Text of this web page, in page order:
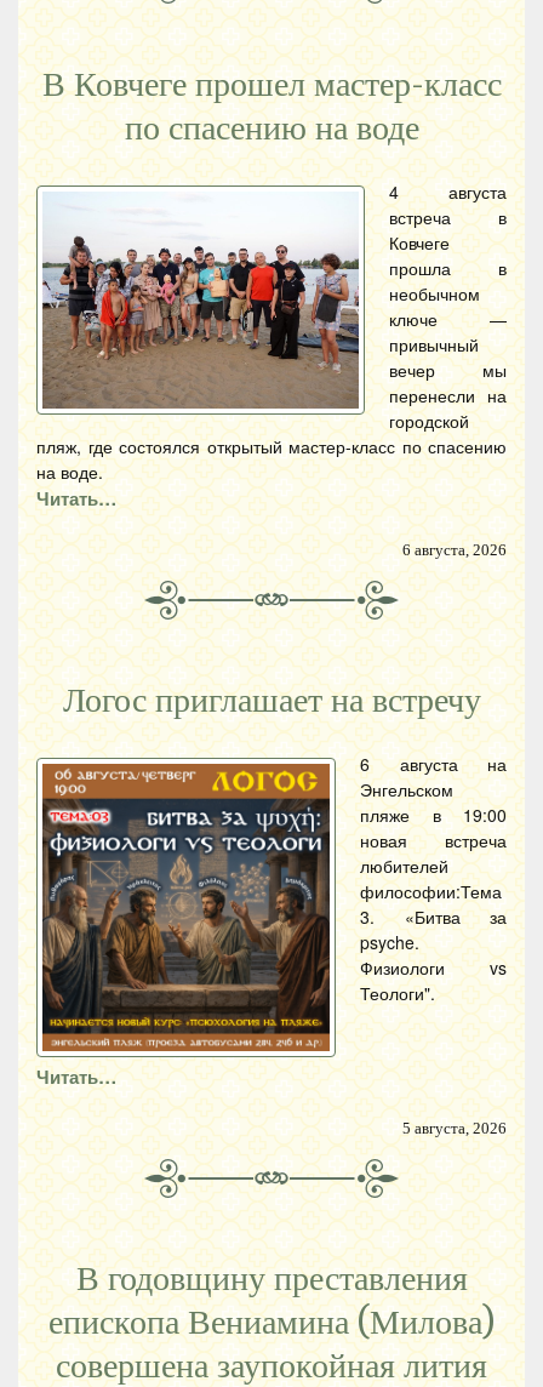
В Ковчеге прошел мастер-класс
по спасению на воде
4 августа
встреча в
Ковчеге
прошла в
необычном
ключе —
привычный
вечер мы
перенесли на
городской
пляж, где состоялся открытый мастер-класс по спасению
на воде.
Читать…
6 августа, 2026
Логос приглашает на встречу
6 августа на
Энгельском
пляже в 19:00
новая встреча
любителей
философии:Тема
3. «Битва за
psyche.
Физиологи vs
Теологи".
Читать…
5 августа, 2026
В годовщину преставления
епископа Вениамина (Милова)
совершена заупокойная лития